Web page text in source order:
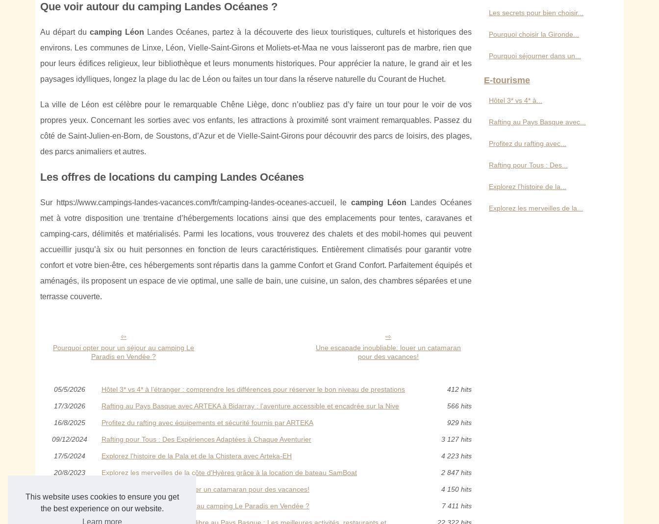
This website uses cookies to ensure you get
the best experience on our website.
Learn more
Que voir autour du camping Landes Océanes ?
Au départ ducamping Léon Landes Océanes, partez à la découverte des lieux touristiques, culturels et historiques des
environs. Les communes de Linxe, Léon, Vielle-Saint-Girons et Moliets-et-Maa ne vous laisseront pas de marbre, rien que
pour leurs édifices religieux, leur bibliothèque et leurs monuments historiques. Pour apprécier la nature, le grand air et les
paysages idylliques, longez la plage du lac de Léon ou faites un tour dans la réserve naturelle du Courant de Huchet.
La ville de Léon est célèbre pour le remarquable Chêne Liège, donc n’oubliez pas d’y faire un tour pour le voir de vos
propres yeux. Concernant les sorties avec vos enfants, les attractions à proximité sont vraiment remarquables. Passez du
côté de Saint-Julien-en-Born, de Soustons, d’Azur et de Vielle-Saint-Girons pour découvrir des parcs de loisirs, des plages,
des parcs animaliers et autres.
Les offres de locations du camping Landes Océanes
Sur https://www.campings-landes-vacances.com/fr/camping-landes-oceanes-accueil, le camping Léon Landes Océanes
met à votre disposition une trentaine d’hébergements locations ainsi que des emplacements pour tentes, caravanes et
camping-cars, délimités et matérialisés. Parmi les locations, vous trouverez des chalets et des mobil-homes qui peuvent
accueillir jusqu’à six ou huit personnes en fonction de leurs caractéristiques. Entièrement climatisés pour garantir votre
confort et votre bien-être, ces hébergements sont répartis dans la gamme Confort et Grand Confort. Parfaitement équipés et
aménagés, ils proposent un espace de vie optimal, une salle de bain, une cuisine, un salon, des chambres séparées et une
terrasse couverte.
Pourquoi opter pour un séjour au camping Le
Paradis en Vendée ?
Une escapade inoubliable: louer un catamaran
pour des vacances!
05/5/2026 Hôtel 3* vs 4* à l’étranger : comprendre les différences pour réserver le bon niveau de prestations 412 hits
17/3/2026 Rafting au Pays Basque avec ARTEKA à Bidarray : l’aventure accessible et encadrée sur la Nive 566 hits
16/8/2025 Profitez du rafting avec équipements et sécurité fournis par ARTEKA 929 hits
09/12/2024 Rafting pour Tous : Des Expériences Adaptées à Chaque Aventurier 3 127 hits
17/5/2024 Explorez l'histoire de la Pala et de la Chistera avec Arteka-EH 4 223 hits
20/8/2023 Explorez les merveilles de la côte d'Hyères grâce à la location de bateau SamBoat 2 847 hits
Une escapade inoubliable: louer un catamaran pour des vacances! 4 150 hits
12/12/2022 Pourquoi opter pour un séjour au camping Le Paradis en Vendée ? 7 411 hits
Les secrets pour bien choisir...
Pourquoi choisir la Gironde...
Pourquoi séjourner dans un...
E-tourisme
Hôtel 3* vs 4* à...
Rafting au Pays Basque avec...
Profitez du rafting avec...
Rafting pour Tous : Des...
Explorez l'histoire de la...
Explorez les merveilles de la...